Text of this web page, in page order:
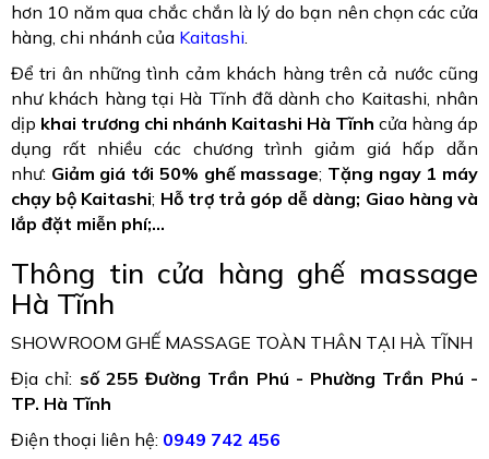
hơn 10 năm qua chắc chắn là lý do bạn nên chọn các cửa
hàng, chi nhánh của Kaitashi.
Để tri ân những tình cảm khách hàng trên cả nước cũng
như khách hàng tại Hà Tĩnh đã dành cho Kaitashi, nhân
dịp khai trương chi nhánh Kaitashi Hà Tĩnh cửa hàng áp
dụng rất nhiều các chương trình giảm giá hấp dẫn
như: Giảm giá tới 50% ghế massage; Tặng ngay 1 máy
chạy bộ Kaitashi; Hỗ trợ trả góp dễ dàng; Giao hàng và
lắp đặt miễn phí;...
Thông tin cửa hàng ghế massage
Hà Tĩnh
SHOWROOM GHẾ MASSAGE TOÀN THÂN TẠI HÀ TĨNH
Địa chỉ: số 255 Đường Trần Phú - Phường Trần Phú -
TP. Hà Tĩnh
Điện thoại liên hệ: 0949 742 456